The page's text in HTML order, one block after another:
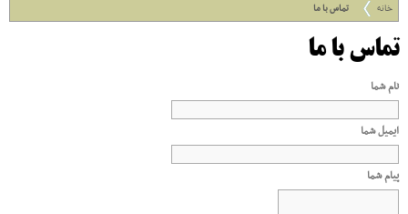
خانه تماس با ما
تماس با ما
نام شما
ایمیل شما
پیام شما